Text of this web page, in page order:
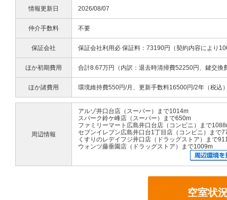
情報更新日 2026/08/07
仲介手数料 不要
保証会社 保証会社利用必 保証料：73190円（契約内容により
ほか初期費用 合計8.67万円（内訳：退去時清掃費52250円、鍵交
ほか諸費用 環境維持費550円/月、更新手数料16500円/2年（税込
周辺情報
アルゾ井口台店（スーパー）まで1014m
スパーク鈴ケ峰店（スーパー）まで650m
ファミリーマート広島井口台店（コンビニ）まで
セブンイレブン広島井口台1丁目店（コンビニ）まで
くすりのレデイフジ井口店（ドラッグストア）まで
ウォンツ藤垂園店（ドラッグストア）まで1009m
空室状